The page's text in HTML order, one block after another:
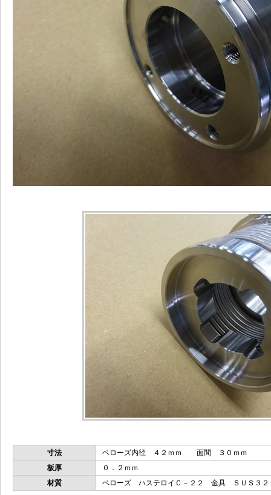
寸法
ベローズ内径 ４２ｍｍ 面間 ３０ｍｍ
板厚
０．２ｍｍ
材質
ベローズ ハステロイＣ－２２ 金具 ＳＵＳ３２